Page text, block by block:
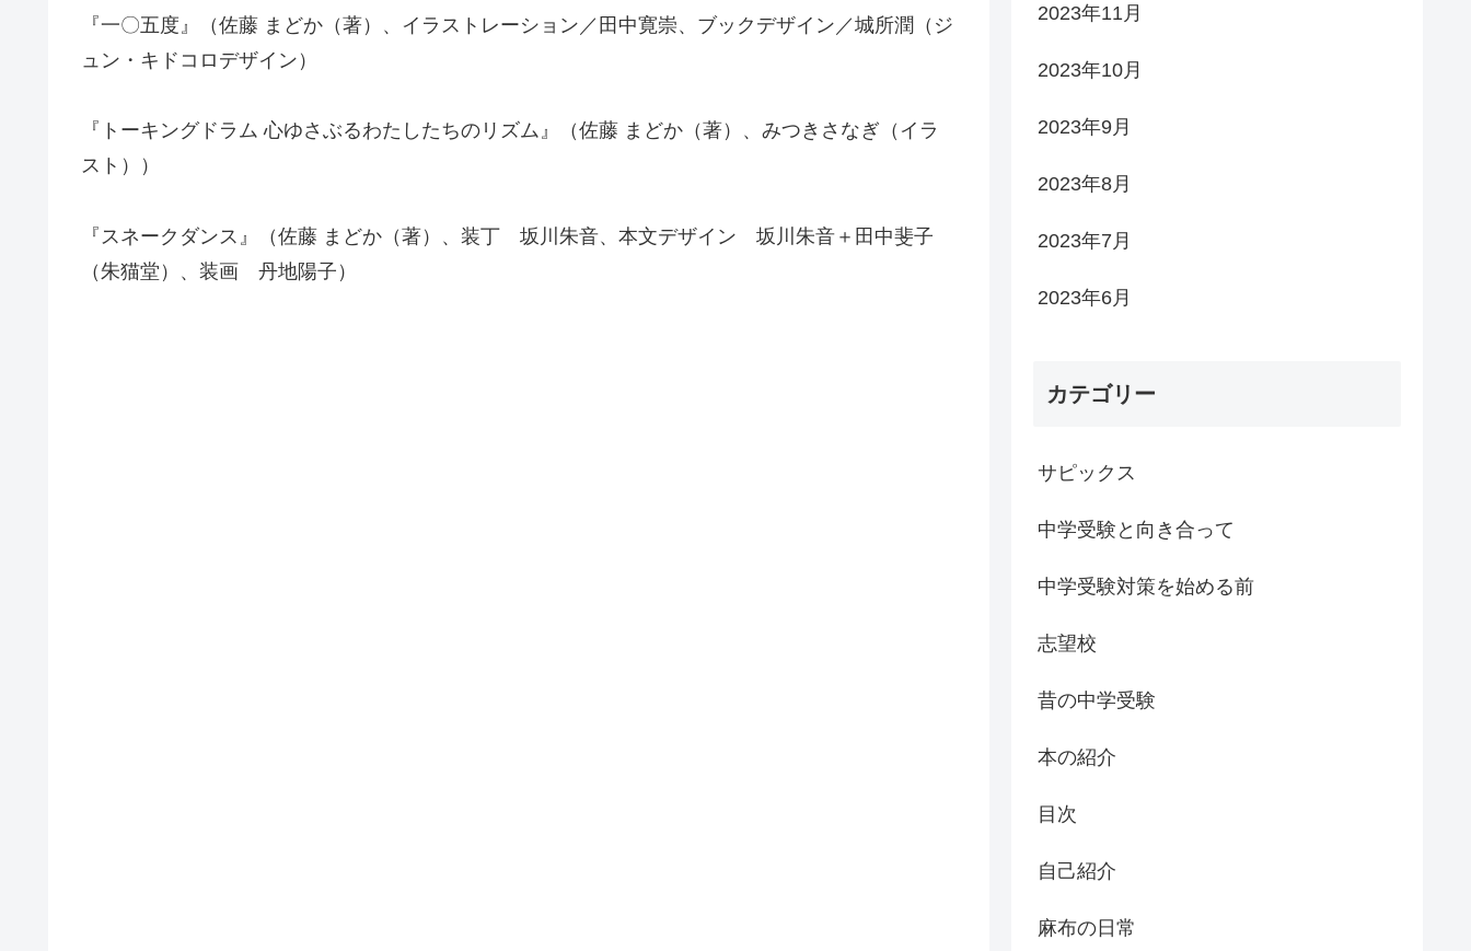
『一〇五度』（佐藤 まどか（著）、イラストレーション／田中寛崇、ブックデザイン／城所潤（ジ
ュン・キドコロデザイン）
『トーキングドラム 心ゆさぶるわたしたちのリズム』（佐藤 まどか（著）、みつきさなぎ（イラ
スト））
『スネークダンス』（佐藤 まどか（著）、装丁 坂川朱音、本文デザイン 坂川朱音＋田中斐子
（朱猫堂）、装画 丹地陽子）
2023年11月
2023年10月
2023年9月
2023年8月
2023年7月
2023年6月
カテゴリー
サピックス
中学受験と向き合って
中学受験対策を始める前
志望校
昔の中学受験
本の紹介
目次
自己紹介
麻布の日常